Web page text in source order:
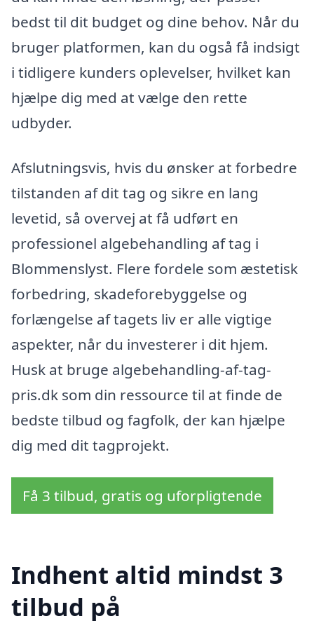
bedst til dit budget og dine behov. Når du
bruger platformen, kan du også få indsigt
i tidligere kunders oplevelser, hvilket kan
hjælpe dig med at vælge den rette
udbyder.
Afslutningsvis, hvis du ønsker at forbedre
tilstanden af dit tag og sikre en lang
levetid, så overvej at få udført en
professionel algebehandling af tag i
Blommenslyst. Flere fordele som æstetisk
forbedring, skadeforebyggelse og
forlængelse af tagets liv er alle vigtige
aspekter, når du investerer i dit hjem.
Husk at bruge algebehandling-af-tag-
pris.dk som din ressource til at finde de
bedste tilbud og fagfolk, der kan hjælpe
dig med dit tagprojekt.
Få 3 tilbud, gratis og uforpligtende
Indhent altid mindst 3
tilbud på